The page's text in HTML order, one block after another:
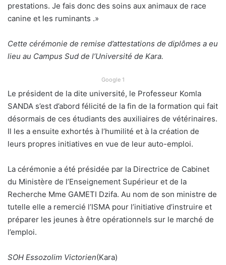
prestations. Je fais donc des soins aux animaux de race
canine et les ruminants .»
Cette cérémonie de remise d’attestations de diplômes a eu
lieu au Campus Sud de l’Université de Kara.
Google 1
Le président de la dite université, le Professeur Komla
SANDA s’est d’abord félicité de la fin de la formation qui fait
désormais de ces étudiants des auxiliaires de vétérinaires.
Il les a ensuite exhortés à l’humilité et à la création de
leurs propres initiatives en vue de leur auto-emploi.
La cérémonie a été présidée par la Directrice de Cabinet
du Ministère de l’Enseignement Supérieur et de la
Recherche Mme GAMETI Dzifa. Au nom de son ministre de
tutelle elle a remercié l’ISMA pour l’initiative d’instruire et
préparer les jeunes à être opérationnels sur le marché de
l’emploi.
SOH Essozolim Victorien(Kara)